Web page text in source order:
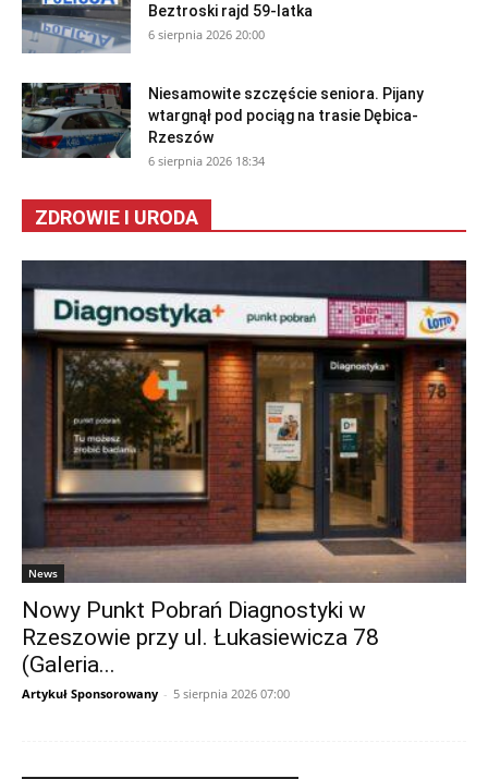
Beztroski rajd 59-latka
6 sierpnia 2026 20:00
Niesamowite szczęście seniora. Pijany
wtargnął pod pociąg na trasie Dębica-
Rzeszów
6 sierpnia 2026 18:34
ZDROWIE I URODA
News
Nowy Punkt Pobrań Diagnostyki w
Rzeszowie przy ul. Łukasiewicza 78
(Galeria...
Artykuł Sponsorowany - 5 sierpnia 2026 07:00